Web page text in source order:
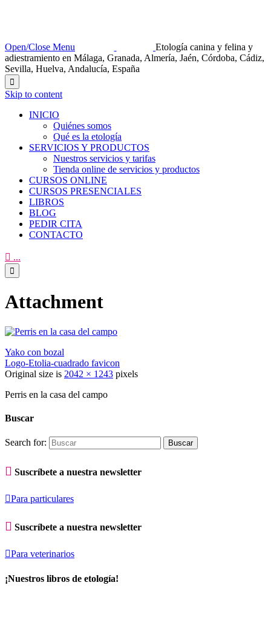
Open/Close Menu
Etología canina y felina y
adiestramiento en Málaga, Granada, Almería, Jaén, Córdoba, Cádiz,
Sevilla, Huelva, Andalucía, España

Skip to content
INICIO
Quiénes somos
Qué es la etología
SERVICIOS Y PRODUCTOS
Nuestros servicios y tarifas
Tienda online de servicios y productos
CURSOS ONLINE
CURSOS PRESENCIALES
LIBROS
BLOG
PEDIR CITA
CONTACTO
 ...

Attachment
Yako con bozal
Logo-Etolia-cuadrado favicon
Original size is 2042 × 1243 pixels
Perris en la casa del campo
Buscar
Search for:
 Suscríbete a nuestra newsletter
Para particulares
 Suscríbete a nuestra newsletter
Para veterinarios
¡Nuestros libros de etología!